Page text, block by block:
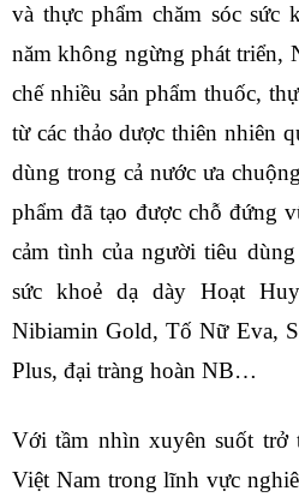
và thực phẩm chăm sóc sức
năm không ngừng phát triển,
chế nhiều sản phẩm thuốc,
từ các thảo dược thiên nhiên
dùng trong cả nước ưa
phẩm đã tạo được chỗ đứng
cảm tình của người tiêu
sức khoẻ dạ dày Hoạt
Nibiamin Gold, Tố Nữ Eva,
Plus, đại tràng hoàn NB…
Với tầm nhìn xuyên suốt trở
Việt Nam trong lĩnh vực